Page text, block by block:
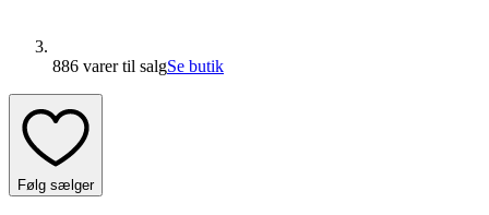
886 varertil salgSe butik
Følg sælger